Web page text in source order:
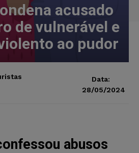
acusado
de vulnerável e
ao pudor
Data:
28/05/2024
abusos